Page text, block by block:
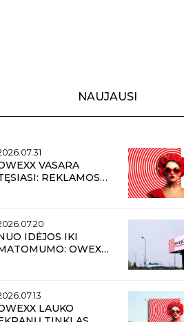
NAUJAUSI
VASARA
REKLAMOS
IDĖJOS IKI
OWEXX
LAUKO